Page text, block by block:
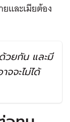
และเมียต้อง
วยกัน และมี
จะไม่ได้